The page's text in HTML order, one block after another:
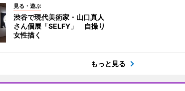
見る・遊ぶ
渋谷で現代美術家・山口真人
さん個展「SELFY」 自撮り
女性描く
もっと見る